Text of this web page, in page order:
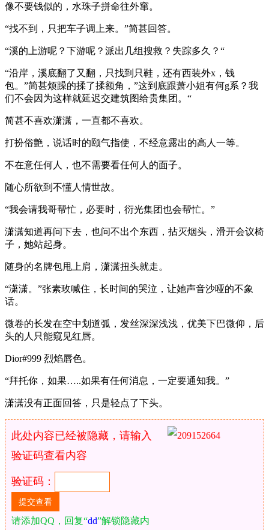
像不要钱似的，水珠子拼命往外窜。
“找不到，只把车子调上来。”简甚回答。
“溪的上游呢？下游呢？派出几组搜救？失踪多久？“
“沿岸，溪底翻了又翻，只找到只鞋，还有西装外x，钱
包。”简甚烦躁的揉了揉额角，”这到底跟萧小姐有何g系？我
们不会因为这样就延迟交建筑图给贵集团。“
简甚不喜欢潇潇，一直都不喜欢。
打扮俗艶，说话时的颐气指使，不经意露出的高人一等。
不在意任何人，也不需要看任何人的面子。
随心所欲到不懂人情世故。
“我会请我哥帮忙，必要时，衍光集团也会帮忙。”
潇潇知道再问下去，也问不出个东西，拈灭烟头，滑开会议椅
子，她站起身。
随身的名牌包甩上肩，潇潇扭头就走。
“潇潇。”张素玫喊住，长时间的哭泣，让她声音沙哑的不象
话。
微卷的长发在空中划道弧，发丝深深浅浅，优美下巴微仰，后
头的人只能窥见红唇。
Dior#999 烈焰唇色。
“拜托你，如果…..如果有任何消息，一定要通知我。”
潇潇没有正面回答，只是轻点了下头。
此处内容已经被隐藏，请输入
验证码查看内容
验证码：
请添加QQ，回复“dd”解锁隐藏内